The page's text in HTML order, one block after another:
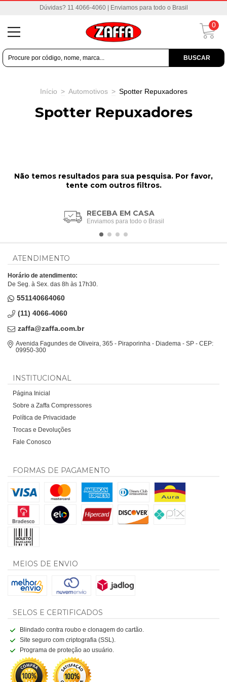
Dúvidas? 11 4066-4060 | Enviamos para todo o Brasil
BUSCAR
0
Início > Automotivos > Spotter Repuxadores
Spotter Repuxadores
Não temos resultados para sua pesquisa. Por favor,
tente com outros filtros.
RECEBA EM CASA
Enviamos para todo o Brasil
ATENDIMENTO
Horário de atendimento:
De Seg. à Sex. das 8h às 17h30.
551140664060
(11) 4066-4060
zaffa@zaffa.com.br
Avenida Fagundes de Oliveira, 365 - Piraporinha - Diadema - SP - CEP:
09950-300
INSTITUCIONAL
Página Inicial
Sobre a Zaffa Compressores
Política de Privacidade
Trocas e Devoluções
Fale Conosco
FORMAS DE PAGAMENTO
MEIOS DE ENVIO
SELOS E CERTIFICADOS
Blindado contra roubo e clonagem do cartão.
Site seguro com criptografia (SSL).
Programa de proteção ao usuário.